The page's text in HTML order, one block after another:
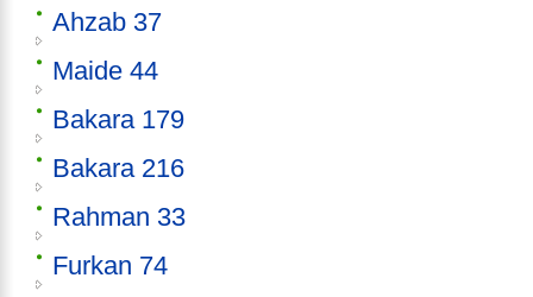
Ahzab 37
Maide 44
Bakara 179
Bakara 216
Rahman 33
Furkan 74